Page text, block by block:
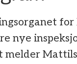
nye
melder